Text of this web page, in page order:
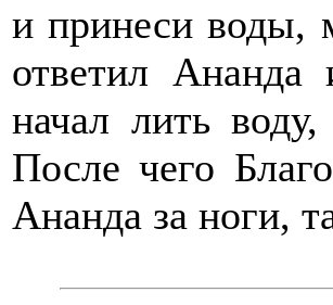
и принеси воды,
ответил Ананда
начал лить
После чего
Ананда за ноги,